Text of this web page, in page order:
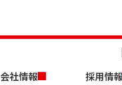
会社情報 採用情報